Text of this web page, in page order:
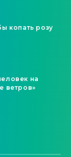
копать розу
на
ветров»